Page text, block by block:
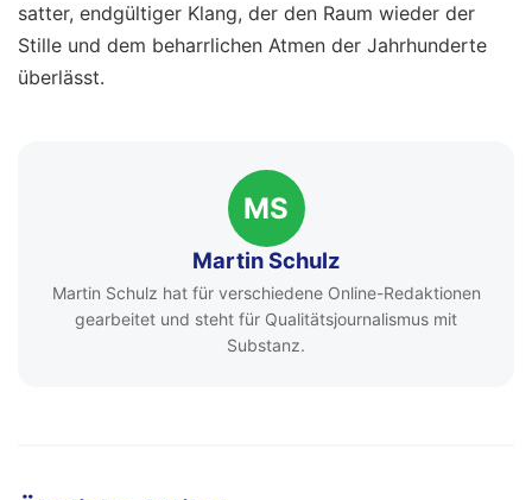
satter, endgültiger Klang, der den Raum wieder der
Stille und dem beharrlichen Atmen der Jahrhunderte
überlässt.
MS
Martin Schulz
Martin Schulz hat für verschiedene Online-Redaktionen
gearbeitet und steht für Qualitätsjournalismus mit
Substanz.